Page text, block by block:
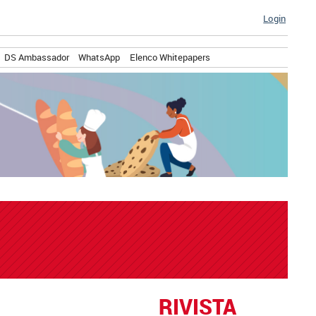
Login
DS Ambassador WhatsApp Elenco Whitepapers
RIVISTA